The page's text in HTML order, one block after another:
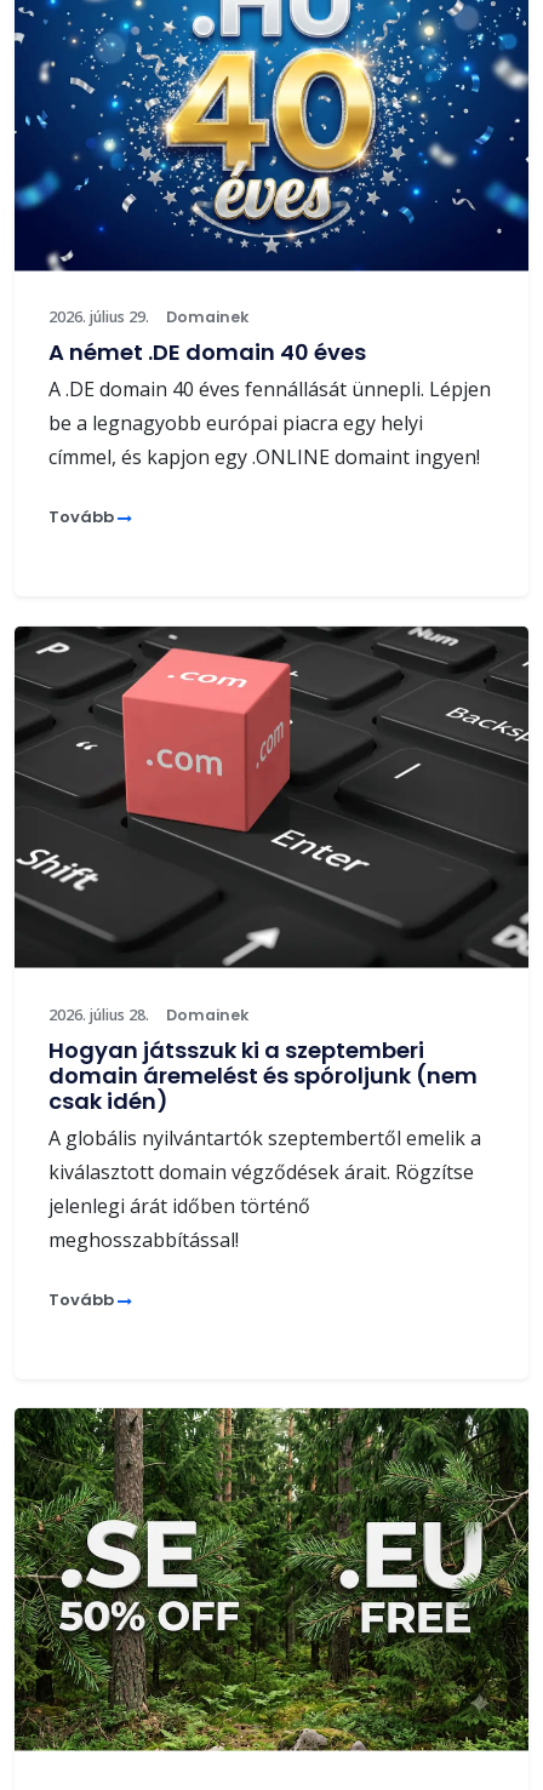
2026. július 29. Domainek
A német .DE domain 40 éves
A .DE domain 40 éves fennállását ünnepli. Lépjen
be a legnagyobb európai piacra egy helyi
címmel, és kapjon egy .ONLINE domaint ingyen!
Tovább
2026. július 28. Domainek
Hogyan játsszuk ki a szeptemberi
domain áremelést és spóroljunk (nem
csak idén)
A globális nyilvántartók szeptembertől emelik a
kiválasztott domain végződések árait. Rögzítse
jelenlegi árát időben történő
meghosszabbítással!
Tovább